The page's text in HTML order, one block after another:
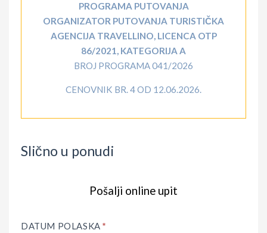
PROGRAMA PUTOVANJA
ORGANIZATOR PUTOVANJA TURISTIČKA
AGENCIJA TRAVELLINO, LICENCA OTP
86/2021, KATEGORIJA A
BROJ PROGRAMA 041/2026
CENOVNIK BR. 4 OD 12.06.2026.
Slično u ponudi
Pošalji online upit
DATUM POLASKA*
HUMAN,